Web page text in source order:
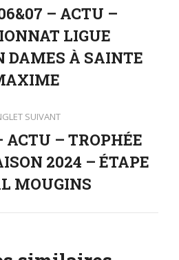
Onglet
précédent
– ACTU –
LIGUE
DAMES À SAINTE
SUIVANT
Onglet
suivant
– TROPHÉE
2024 – ÉTAPE
MOUGINS